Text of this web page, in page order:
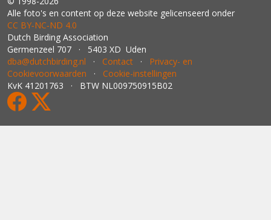
Alle foto's en content op deze website gelicenseerd onder
CC BY‑NC‑ND 4.0
Dutch Birding Association
Germenzeel 707 · 5403 XD Uden
dba@dutchbirding.nl · Contact · Privacy- en
Cookievoorwaarden · Cookie-instellingen
KvK 41201763 · BTW NL009750915B02